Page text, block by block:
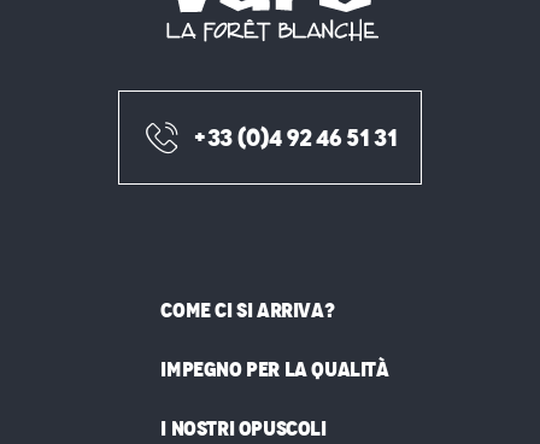
+33 (0)4 92 46 51 31
COME CI SI ARRIVA?
IMPEGNO PER LA QUALITÀ
I NOSTRI OPUSCOLI